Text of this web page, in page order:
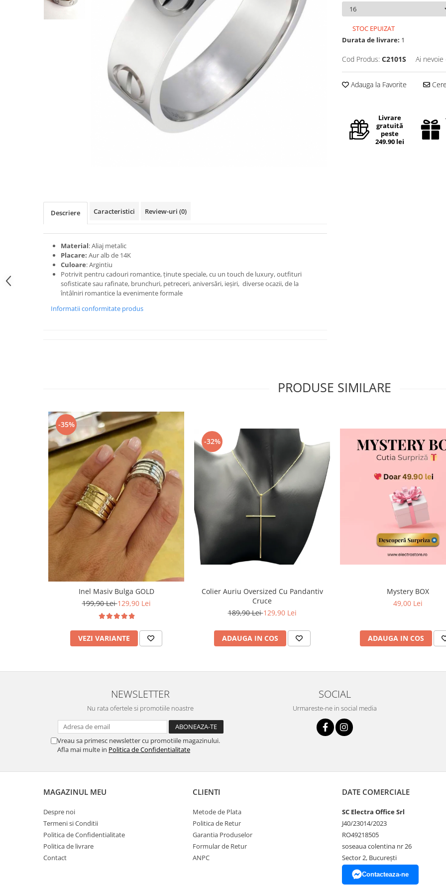
STOC EPUIZAT
Durata de livrare: 1
Cod Produs: C2101S Ai nevoie
Adauga la Favorite
Livrare
gratuită
peste
249.90 lei
Descriere Caracteristici Review-uri (0)
Material: Aliaj metalic
Placare: Aur alb de 14K
Culoare: Argintiu
Potrivit pentru cadouri romantice, ținute speciale, cu un touch de luxury, outfituri
sofisticate sau rafinate, brunchuri, petreceri, aniversări, ieșiri, diverse ocazii, de la
întâlniri romantice la evenimente formale
Informatii conformitate produs
PRODUSE SIMILARE
-35%
Inel Masiv Bulga GOLD
199,90 Lei129,90 Lei
VEZI VARIANTE
-32%
Colier Auriu Oversized Cu Pandantiv
Cruce
189,90 Lei129,90 Lei
ADAUGA IN COS
Mystery BOX
49,00 Lei
ADAUGA IN COS
NEWSLETTER
Nu rata ofertele si promotiile noastre
Vreau sa primesc newsletter cu promotiile magazinului.
Afla mai multe in Politica de Confidentialitate
SOCIAL
Urmareste-ne in social media
MAGAZINUL MEU
Despre noi
Termeni si Conditii
Politica de Confidentialitate
Politica de livrare
Contact
CLIENTI
Metode de Plata
Politica de Retur
Garantia Produselor
Formular de Retur
ANPC
DATE COMERCIALE
SC Electra Office Srl
J40/23014/2023
RO49218505
soseaua colentina nr 26
Sector 2, București
Contacteaza-ne